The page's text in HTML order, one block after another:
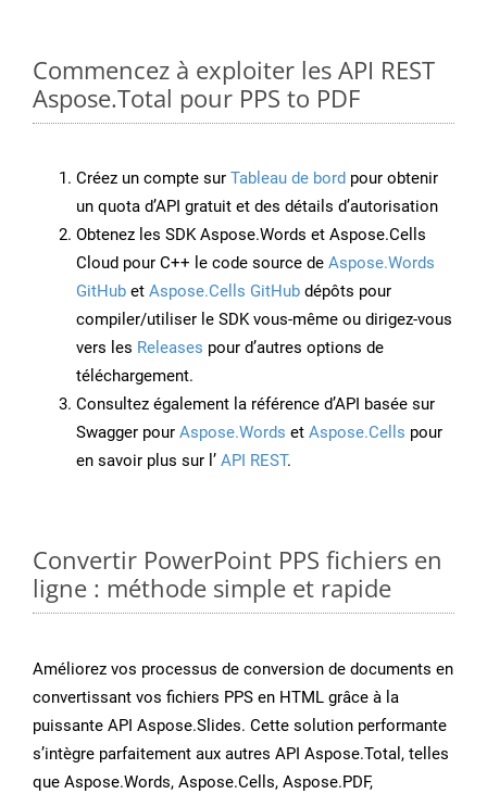
Commencez à exploiter les API REST
Aspose.Total pour PPS to PDF
Créez un compte sur Tableau de bord pour obtenir
un quota d’API gratuit et des détails d’autorisation
Obtenez les SDK Aspose.Words et Aspose.Cells
Cloud pour C++ le code source de Aspose.Words
GitHub et Aspose.Cells GitHub dépôts pour
compiler/utiliser le SDK vous-même ou dirigez-vous
vers les Releases pour d’autres options de
téléchargement.
Consultez également la référence d’API basée sur
Swagger pour Aspose.Words et Aspose.Cells pour
en savoir plus sur l’ API REST.
Convertir PowerPoint PPS fichiers en
ligne : méthode simple et rapide
Améliorez vos processus de conversion de documents en
convertissant vos fichiers PPS en HTML grâce à la
puissante API Aspose.Slides. Cette solution performante
s’intègre parfaitement aux autres API Aspose.Total, telles
que Aspose.Words, Aspose.Cells, Aspose.PDF,